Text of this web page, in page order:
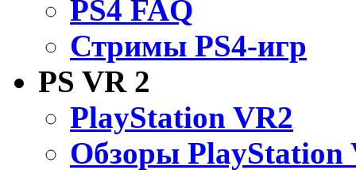
PS4 FAQ
Стримы PS4-игр
PS VR 2
PlayStation VR2
Обзоры PlayStation